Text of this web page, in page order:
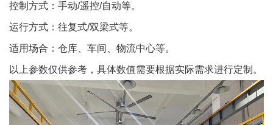
控制方式：手动/遥控/自动等。
运行方式：往复式/双梁式等。
适用场合：仓库、车间、物流中心等。
以上参数仅供参考，具体数值需要根据实际需求进行定制。